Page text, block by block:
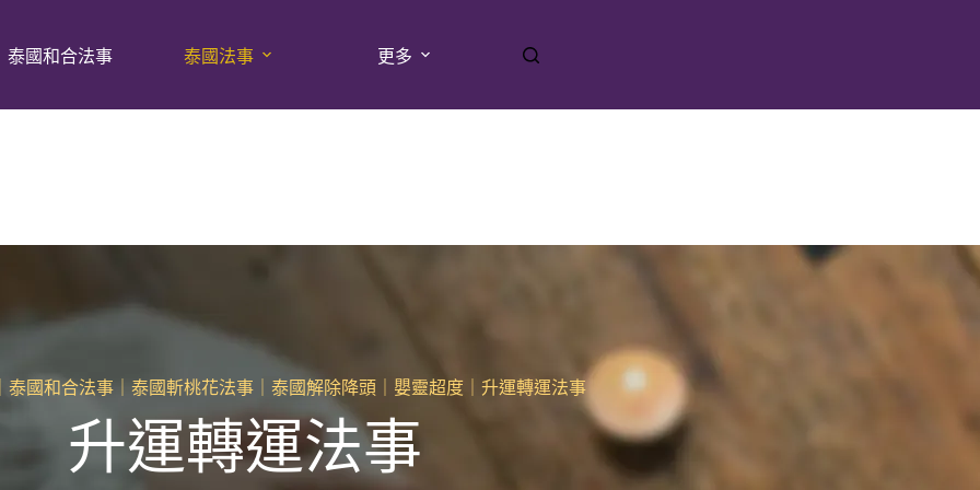
泰國和合法事 泰國法事 更多
泰國和合法事｜泰國斬桃花法事｜泰國解除降頭｜嬰靈超度｜升運轉運法事
升運轉運法事